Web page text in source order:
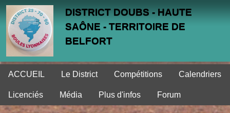
DISTRICT DOUBS - HAUTE
SAÔNE - TERRITOIRE DE
BELFORT
ACCUEIL Le District Compétitions Calendriers
Licenciés Média Plus d'infos Forum
Panneau de gestion des cookies